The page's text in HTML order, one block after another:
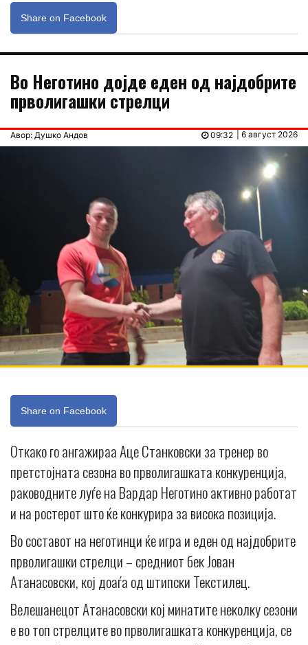
Share on Facebook
Во Неготино дојде еден од најдобрите
прволигашки стрелци
Авор: Душко Андов | 6 август 2026
09:32
Share on Facebook
Откако го ангажираа Аце Станковски за тренер во
претстојната сезона во прволигашката конкуренција,
раководните луѓе на Вардар Неготино активно работат
и на ростерот што ќе конкурира за висока позиција.
Во составот на неготинци ќе игра и еден од најдобрите
прволигашки стрелци – средниот бек Јован
Атанасовски, кој доаѓа од штипски Текстилец.
Велешанецот Атанасовски кој минатите неколку сезони
е во топ стрелците во прволигашката конкуренција, се